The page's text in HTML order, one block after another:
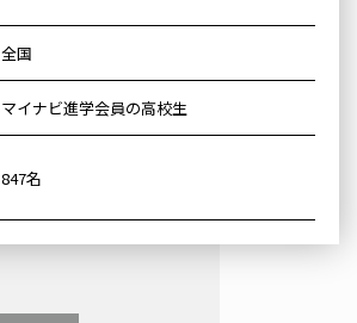
全国
マイナビ進学会員の高校生
847名